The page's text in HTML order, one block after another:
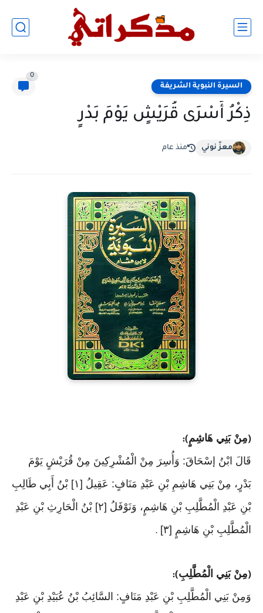
السيرة النبوية الشريفة
0
ذِكْرُ أَسْرَى قُرَيْشٍ يَوْمَ بَدْرٍ
معزّ نوني منذ عام
(مِنْ بَنِي هَاشِمٍ):
قَالَ ابْنُ إسْحَاقَ: وَأُسِرَ مِنْ الْمُشْرِكِينَ مِنْ قُرَيْشٍ يَوْمَ
بَدْرٍ، مِنْ بَنِي هَاشِمِ بْنِ عَبْدِ مَنَافٍ: عَقِيلُ [١] بْنُ أَبِي طَالِبِ
بْنِ عَبْدِ الْمُطَّلِبِ بْنِ هَاشِمٍ، وَنَوْفَلُ [٢] بْنُ الْحَارِثِ بْنِ عَبْدِ
الْمُطَّلِبِ بْنِ هَاشِمٍ [٣]
.
(مِنْ بَنِي الْمُطَّلِبِ):
وَمِنْ بَنِي الْمُطَّلِبِ بْنِ عَبْدِ مَنَافٍ: السَّائِبُ بْنُ عُبَيْدِ بْنِ عَبْدِ